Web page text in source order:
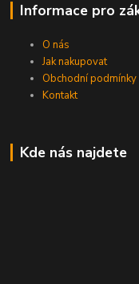
Informace pro
O nás
Jak nakupovat
Obchodní podmínky
Kontakt
Kde nás najdete